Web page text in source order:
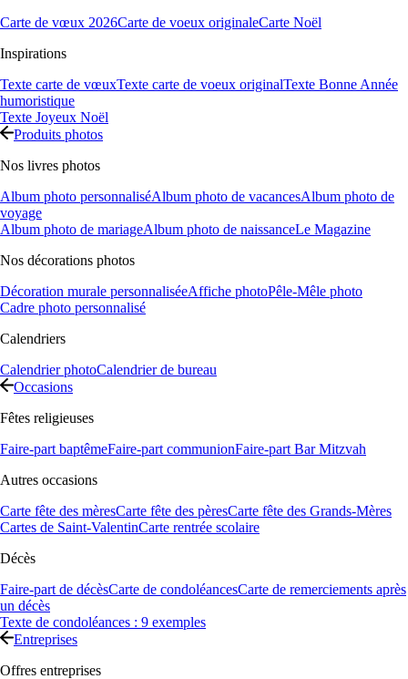
Carte de vœux 2026Carte de voeux originaleCarte Noël
Inspirations
Texte carte de vœuxTexte carte de voeux originalTexte Bonne Année
humoristique
Texte Joyeux Noël
Produits photos
Nos livres photos
Album photo personnaliséAlbum photo de vacancesAlbum photo de
voyage
Album photo de mariageAlbum photo de naissanceLe Magazine
Nos décorations photos
Décoration murale personnaliséeAffiche photoPêle-Mêle photo
Cadre photo personnalisé
Calendriers
Calendrier photoCalendrier de bureau
Occasions
Fêtes religieuses
Faire-part baptêmeFaire-part communionFaire-part Bar Mitzvah
Autres occasions
Carte fête des mèresCarte fête des pèresCarte fête des Grands-Mères
Cartes de Saint-ValentinCarte rentrée scolaire
Décès
Faire-part de décèsCarte de condoléancesCarte de remerciements après
un décès
Texte de condoléances : 9 exemples
Entreprises
Offres entreprises